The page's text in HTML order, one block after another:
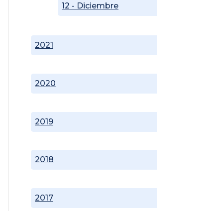
2017
2018
2019
2020
2021
12 - Diciembre